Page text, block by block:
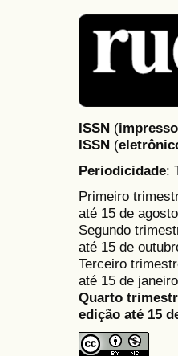
ISSN (impresso
ISSN (
Periodicidade:
Primeiro
até 15 de
Segundo
até 15 de
Terceiro
até 15 de
Quarto
edição até 15